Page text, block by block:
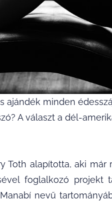
ajándék minden
A választ a dél-
Toth alapította, aki
foglalkozó projekt
nevű